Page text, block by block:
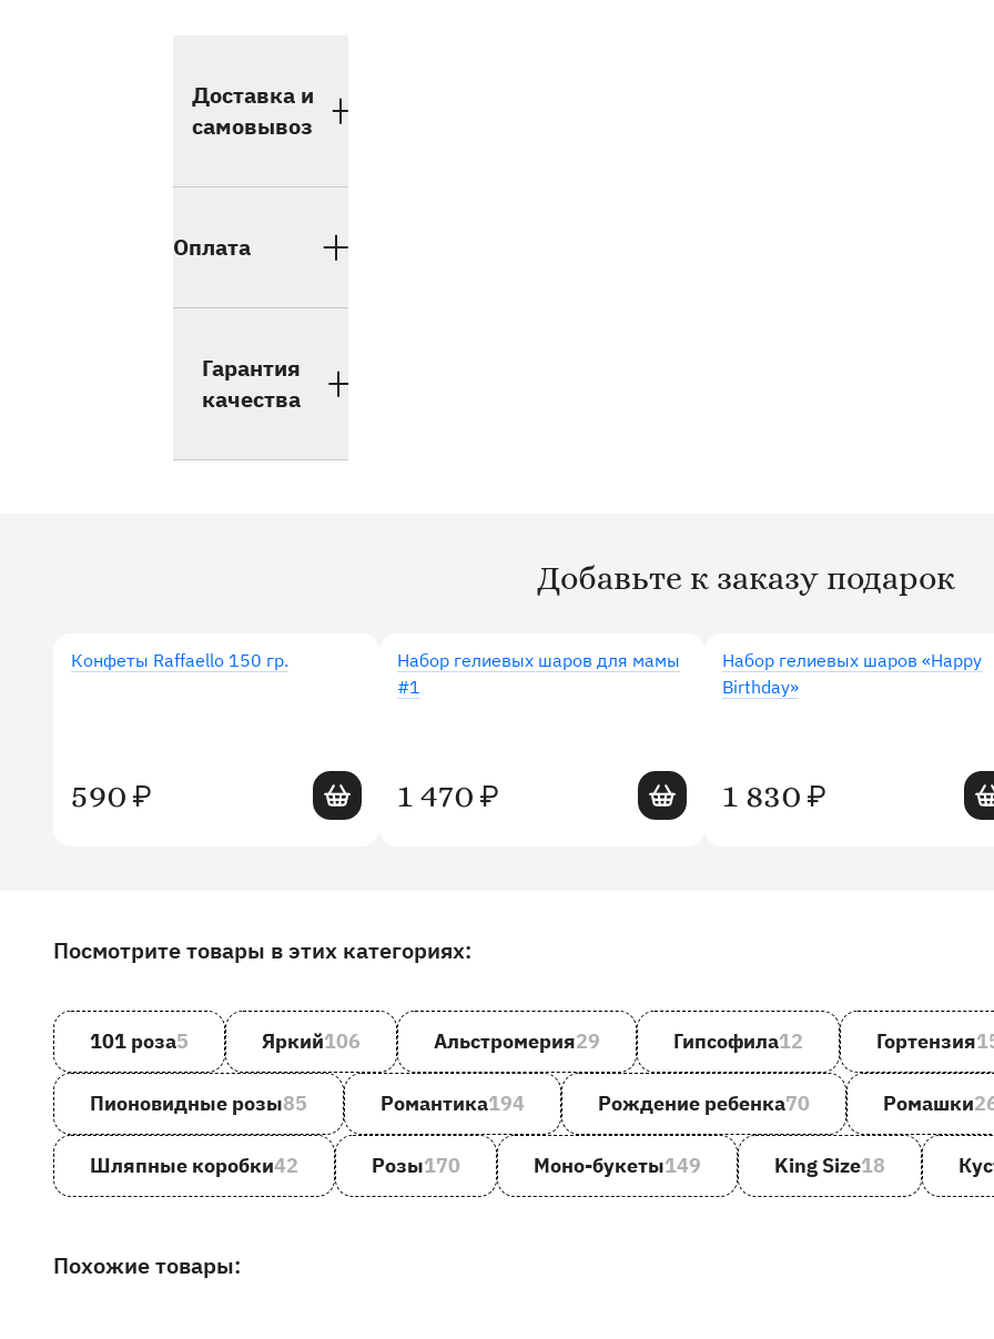
Доставка и
самовывоз
Оплата
Гарантия
качества
Добавьте к заказу подарок
Конфеты Raffaello 150 гр.
590 ₽ Добавить в корзину
Набор гелиевых шаров для мамы
#1
1 470 ₽ Добавить в корзину
Набор гелиевых шаров «Happy
Birthday»
1 830 ₽
Другие товары и категории на сайте
Посмотрите товары в этих категориях:
101 роза5 Яркий106 Альстромерия29 Гипсофила12 Гортензия
Пионовидные розы85 Романтика194 Рождение ребенка70 Ромашки
Шляпные коробки42 Розы170 Моно-букеты149 King Size18
Похожие товары: